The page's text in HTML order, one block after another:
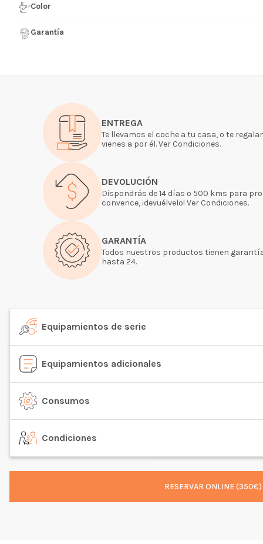
ENTREGA
Te llevamos el coche a tu casa, o te
vienes a por él. Ver Condiciones.
DEVOLUCIÓN
Dispondrás de 14 días o 500 kms para
convence, ¡devuélvelo! Ver Condiciones.
GARANTÍA
Todos nuestros productos tienen
hasta 24.
Equipamientos de serie
Equipamientos adicionales
Consumos
Condiciones
RESERVAR ONLINE (350€)
Color
Garantía